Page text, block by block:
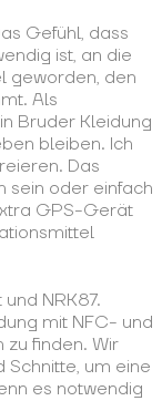
Gefühl, dass
ist, an die
geworden, den
Als
Bruder Kleidung
bleiben. Ich
Das
sein oder einfach
GPS-Gerät
NRK87.
mit NFC- und
zu finden. Wir
Schnitte, um eine
es notwendig